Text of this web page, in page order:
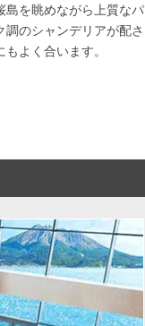
島を眺めながら上質なパ
のシャンデリアが配さ
よく合います。